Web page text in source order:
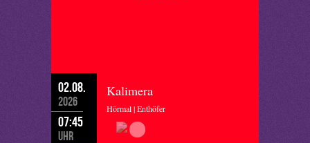
02.08.
2026
07:45
Uhr
Kalimera
Hörmal | Enthöfer